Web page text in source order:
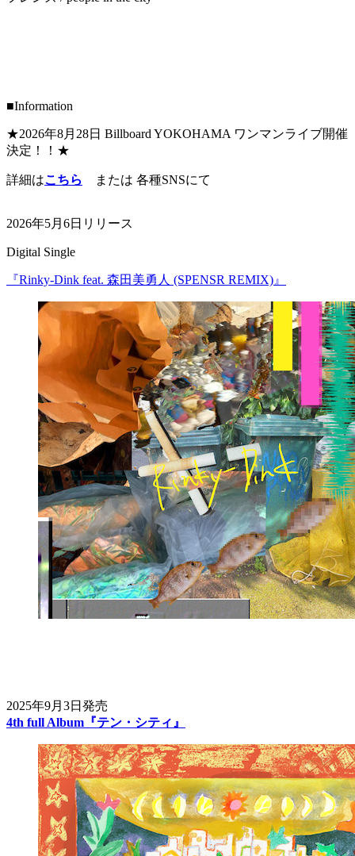
■Information
★2026年8月28日 Billboard YOKOHAMA ワンマンライブ開催
決定！！★
詳細はこちら または 各種SNSにて
2026年5月6日リリース
Digital Single
『Rinky-Dink feat. 森田美勇人 (SPENSR REMIX)』
2025年9月3日発売
4th full Album『テン・シティ』